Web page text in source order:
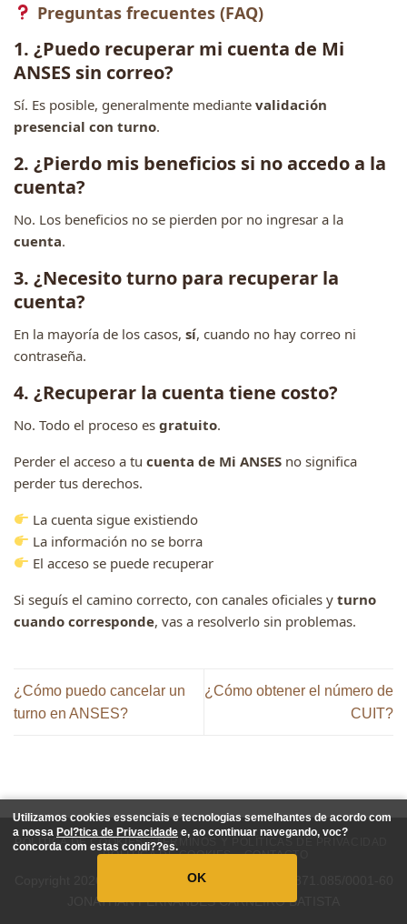
Preguntas frecuentes (FAQ)
1. ¿Puedo recuperar mi cuenta de Mi
ANSES sin correo?
Sí. Es posible, generalmente mediante validación
presencial con turno.
2. ¿Pierdo mis beneficios si no accedo a la
cuenta?
No. Los beneficios no se pierden por no ingresar a la
cuenta.
3. ¿Necesito turno para recuperar la
cuenta?
En la mayoría de los casos, sí, cuando no hay correo ni
contraseña.
4. ¿Recuperar la cuenta tiene costo?
No. Todo el proceso es gratuito.
Perder el acceso a tu cuenta de Mi ANSES no significa
perder tus derechos.
La cuenta sigue existiendo
La información no se borra
El acceso se puede recuperar
Si seguís el camino correcto, con canales oficiales y turno
cuando corresponde, vas a resolverlo sin problemas.
¿Cómo puedo cancelar un
turno en ANSES?
¿Cómo obtener el número de
CUIT?
POLITICA DE COOKIES
TÉRMINOS Y POLÍTICAS DE PRIVACIDAD
POLITICA DE COOKIES
CONTACTO
https://turnos.xyz/
JONATHAN FERNANDES CARNEIRO BATISTA
Utilizamos cookies essenciais e tecnologias semelhantes de acordo com
a nossa Pol?tica de Privacidade e, ao continuar navegando, voc?
concorda com estas condi??es.
OK